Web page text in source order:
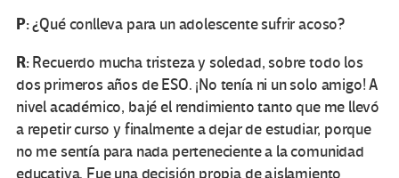
P:¿Qué conlleva para un adolescente sufrir acoso?
R:Recuerdo mucha tristeza y soledad, sobre todo los
dos primeros años de ESO. ¡No tenía ni un solo amigo! A
nivel académico, bajé el rendimiento tanto que me llevó
a repetir curso y finalmente a dejar de estudiar, porque
no me sentía para nada perteneciente a la comunidad
educativa. Fue una decisión propia de aislamiento